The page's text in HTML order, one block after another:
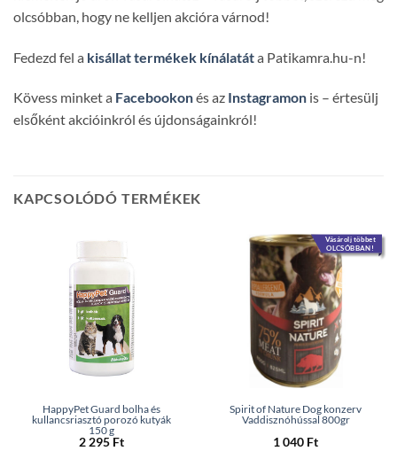
olcsóbban, hogy ne kelljen akcióra várnod!
Fedezd fel a kisállat termékek kínálatáta Patikamra.hu-n!
Kövess minket a Facebookonés az Instagramon is – értesülj
elsőként akcióinkról és újdonságainkról!
KAPCSOLÓDÓ TERMÉKEK
HappyPet Guard bolha és
kullancsriasztó porozó kutyák
150 g
2 295 Ft
Vásárolj többet
OLCSÓBBAN!
Spirit of Nature Dog konzerv
Vaddisznóhússal 800gr
1 040 Ft